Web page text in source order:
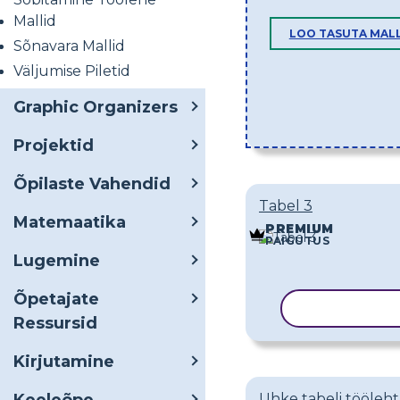
Mallid
Sõnavara Mallid
Väljumise Piletid
Graphic Organizers
Projektid
Õpilaste Vahendid
Matemaatika
Lugemine
Õpetajate
Ressursid
Kirjutamine
LOO TASUTA
Tabel 3
PREMIUM
PAIGUTUS